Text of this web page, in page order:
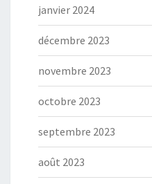
janvier 2024
décembre 2023
novembre 2023
octobre 2023
septembre 2023
août 2023